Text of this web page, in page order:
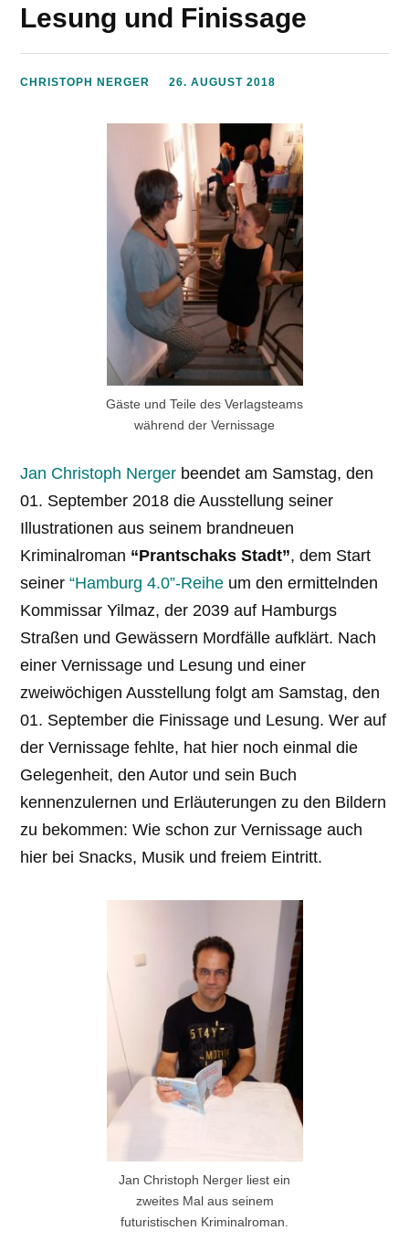
Lesung und Finissage
CHRISTOPH NERGER 26. AUGUST 2018
Gäste und Teile des Verlagsteams
während der Vernissage
Jan Christoph Nerger beendet am Samstag, den
01. September 2018 die Ausstellung seiner
Illustrationen aus seinem brandneuen
Kriminalroman “Prantschaks Stadt”, dem Start
seiner“Hamburg 4.0”-Reihe um den ermittelnden
Kommissar Yilmaz, der 2039 auf Hamburgs
Straßen und Gewässern Mordfälle aufklärt. Nach
einer Vernissage und Lesung und einer
zweiwöchigen Ausstellung folgt am Samstag, den
01. September die Finissage und Lesung. Wer auf
der Vernissage fehlte, hat hier noch einmal die
Gelegenheit, den Autor und sein Buch
kennenzulernen und Erläuterungen zu den Bildern
zu bekommen: Wie schon zur Vernissage auch
hier bei Snacks, Musik und freiem Eintritt.
Jan Christoph Nerger liest ein
zweites Mal aus seinem
futuristischen Kriminalroman.